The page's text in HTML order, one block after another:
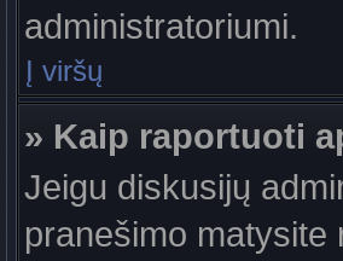
administratoriumi.
Į viršų
» Kaip raportuoti
Jeigu diskusijų
pranešimo